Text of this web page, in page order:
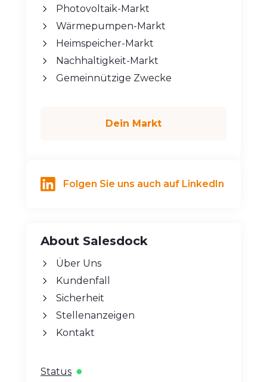
Photovoltaik-Markt
Wärmepumpen-Markt
Heimspeicher-Markt
Nachhaltigkeit-Markt
Gemeinnützige Zwecke
Dein Markt
Folgen Sie uns auch auf LinkedIn
About Salesdock
Über Uns
Kundenfall
Sicherheit
Stellenanzeigen
Kontakt
Status